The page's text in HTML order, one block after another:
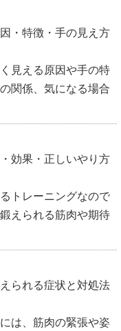
・特徴・手の見え方
見える原因や手の特
関係、気になる場合
効果・正しいやり方
トレーニングなので
えられる筋肉や期待
られる症状と対処法
は、筋肉の緊張や姿